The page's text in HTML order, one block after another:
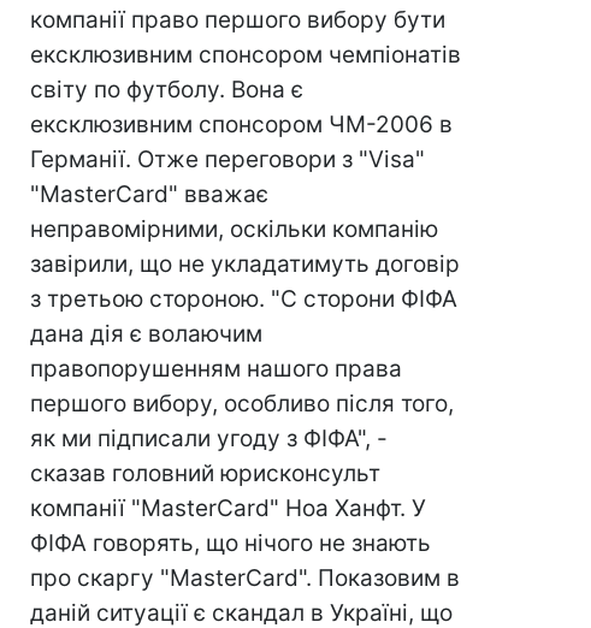
компанії право першого вибору бути
ексклюзивним спонсором чемпіонатів
світу по футболу. Вона є
ексклюзивним спонсором ЧМ-2006 в
Германії. Отже переговори з "Visa"
"MasterCard" вважає
неправомірними, оскільки компанію
завірили, що не укладатимуть договір
з третьою стороною. "С сторони ФІФА
дана дія є волаючим
правопорушенням нашого права
першого вибору, особливо після того,
як ми підписали угоду з ФІФА", -
сказав головний юрисконсульт
компанії "MasterCard" Ноа Ханфт. У
ФІФА говорять, що нічого не знають
про скаргу "MasterCard". Показовим в
даній ситуації є скандал в Україні, що